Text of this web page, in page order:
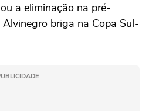
a eliminação na pré-
briga na Copa Sul-